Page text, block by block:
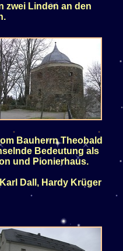
zwei Linden an den
Bauherrn Theobald
Bedeutung als
und Pionierhaus.
Dall, Hardy Krüger